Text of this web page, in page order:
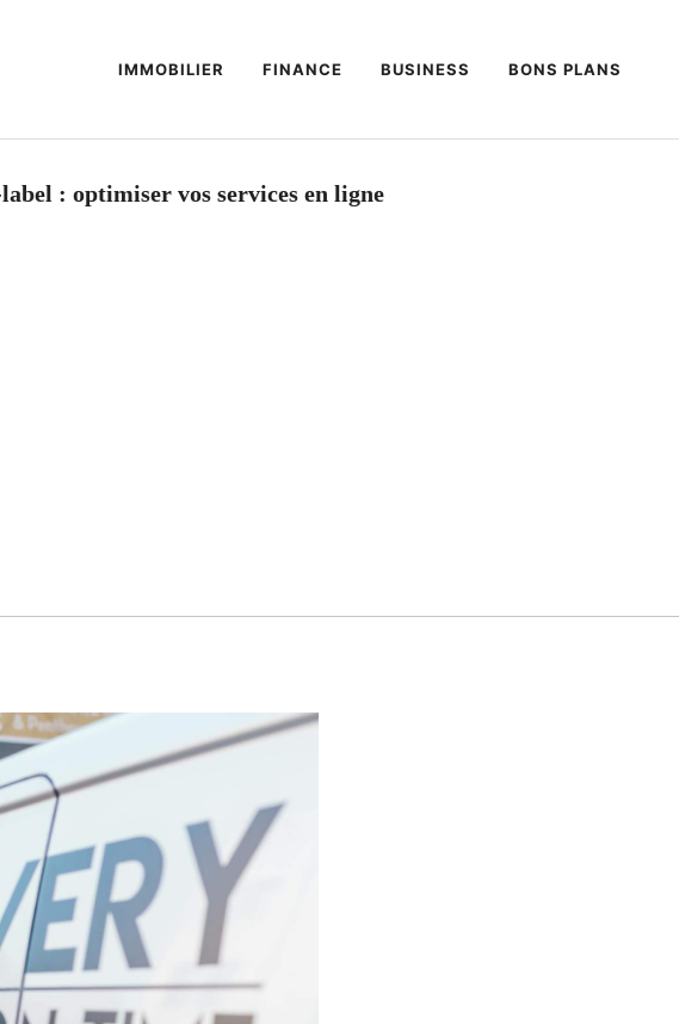
IMMOBILIER FINANCE BUSINESS BONS PLANS
: optimiser vos services en ligne